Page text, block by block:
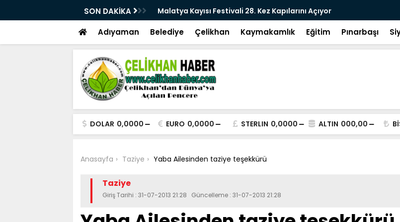
SON DAKİKA
altyapısıyla geleceğe hazırlanıyor Malatya Kayısı Festivali 28. Kez Kapılarını Açıyor
Adıyaman Belediye Çelikhan Kaymakamlık Eğitim Pınarbaşı
DOLAR 0,0000 EURO 0,0000 STERLIN 0,0000 ALTIN 000,00
Anasayfa Taziye Yaba Ailesinden taziye teşekkürü
Taziye
Giriş Tarihi : 31-07-2013 21:28 Güncelleme : 31-07-2013 21:28